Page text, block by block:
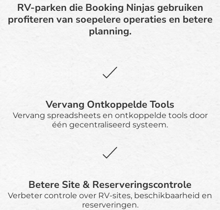
RV-parken die Booking Ninjas gebruiken
profiteren van soepelere operaties en betere
planning.
Vervang Ontkoppelde Tools
Vervang spreadsheets en ontkoppelde tools door
één gecentraliseerd systeem.
Betere Site & Reserveringscontrole
Verbeter controle over RV-sites, beschikbaarheid en
reserveringen.